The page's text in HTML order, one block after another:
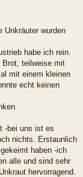
Unkräuter wurden
habe ich rein.
Brot, teilweise mit
mit einem kleinen
echt keinen
-bei uns ist es
nichts. Erstaunlich
haben -ich
alle und sind sehr
hervorragend.